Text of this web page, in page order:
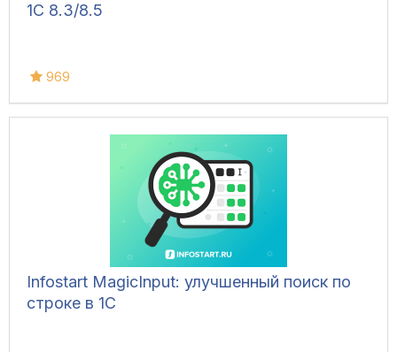
1С 8.3/8.5
969
Infostart MagicInput: улучшенный поиск по
строке в 1С